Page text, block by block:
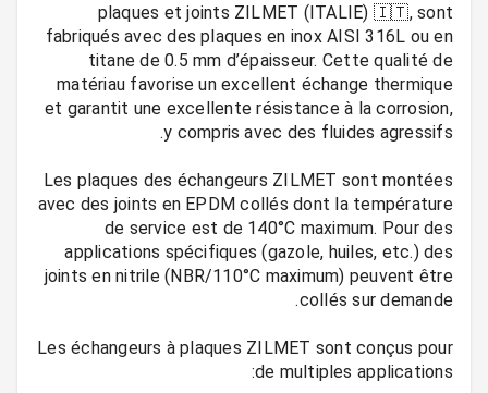
plaques et joints ZILMET (ITALIE) 🇮🇹, sont
fabriqués avec des plaques en inox AISI 316L ou en
titane de 0.5 mm d’épaisseur. Cette qualité de
matériau favorise un excellent échange thermique
et garantit une excellente résistance à la corrosion,
Les plaques des échangeurs ZILMET sont montées
avec des joints en EPDM collés dont la température
de service est de 140°C maximum. Pour des
applications spécifiques (gazole, huiles, etc.) des
joints en nitrile (NBR/110°C maximum) peuvent être
Les échangeurs à plaques ZILMET sont conçus pour